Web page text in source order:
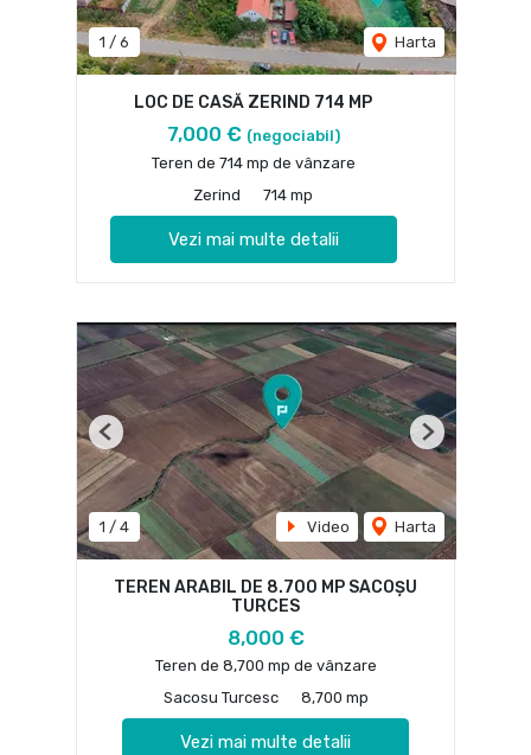
1 / 6 Harta
LOC DE CASĂ ZERIND 714 MP
7,000 € (negociabil)
Teren de 714 mp de vânzare
Zerind
714 mp
Vezi mai multe detalii
1 / 4 Video Harta
Previous Next
TEREN ARABIL DE 8.700 MP SACOȘU
TURCES
8,000 €
Teren de 8,700 mp de vânzare
Sacosu Turcesc
8,700 mp
Vezi mai multe detalii